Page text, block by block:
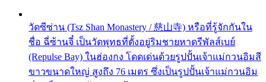
วัดซีซ่าน (Tsz Shan Monastery / 慈山寺) หรือที่รู้จักกันใน
ชื่อ ฉี่ซ้านจี๋ เป็นวัดพุทธที่ตั้งอยู่ริมชายหาดรีพัลส์เบย์
(Repulse Bay) ในฮ่องกง โดดเด่นด้วยรูปปั้นเจ้าแม่กวนอิมสี
ขาวขนาดใหญ่ สูงถึง 76 เมตร ซึ่งเป็นรูปปั้นเจ้าแม่กวนอิม